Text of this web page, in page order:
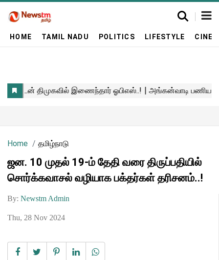
HOME TAMIL NADU POLITICS LIFESTYLE
Home தமிழ்நாடு
ஜன. 10 முதல் 19-ம் தேதி வரை திருப்பதியில்
சொர்க்கவாசல் வழியாக பக்தர்கள் தரிசனம்..!
By: Newstm Admin
Thu, 28 Nov 2024